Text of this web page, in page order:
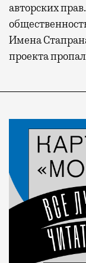
авторских
Имена
проекта